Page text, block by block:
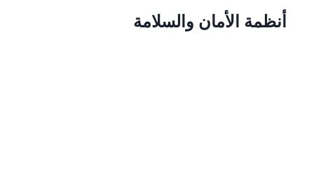
أنظمة الأمان والسلامة